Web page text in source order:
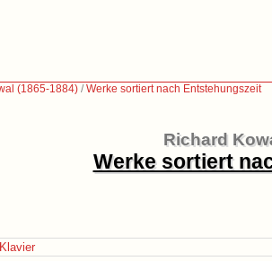
(1865-1884) /Werke sortiert nach Entstehungszeit
Richard
Werke sortiert